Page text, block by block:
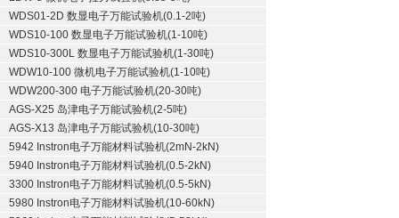
WDS01-2D 数显电子万能试验机(0.1-2吨)
WDS10-100 数显电子万能试验机(1-10吨)
WDS10-300L 数显电子万能试验机(1-30吨)
WDW10-100 微机电子万能试验机(1-10吨)
WDW200-300 电子万能试验机(20-30吨)
AGS-X25 岛津电子万能试验机(2-5吨)
AGS-X13 岛津电子万能试验机(10-30吨)
5942 Instron电子万能材料试验机(2mN-2kN)
5940 Instron电子万能材料试验机(0.5-2kN)
3300 Instron电子万能材料试验机(0.5-5kN)
5980 Instron电子万能材料试验机(10-60kN)